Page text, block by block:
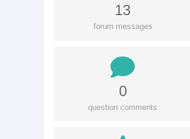
13
forum messages
0
question comments